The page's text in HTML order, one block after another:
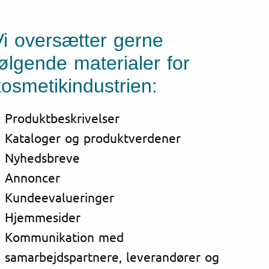
oversætter gerne
materialer for
Produktbeskrivelser
Kataloger og produktverdener
Nyhedsbreve
Annoncer
Kundeevalueringer
Hjemmesider
Kommunikation med
samarbejdspartnere, leverandører og